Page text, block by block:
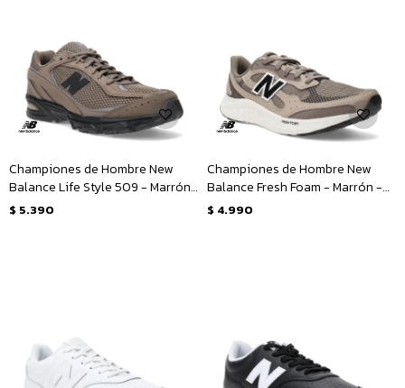
Championes de Hombre New
Balance Life Style 509 - Marrón
- Negro
$ 5.390
Championes de Hombre New
Balance Fresh Foam - Marrón -
Negro
$ 4.990